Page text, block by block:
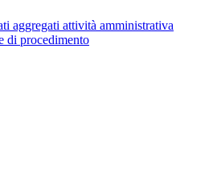
aggregati attività amministrativa
di procedimento